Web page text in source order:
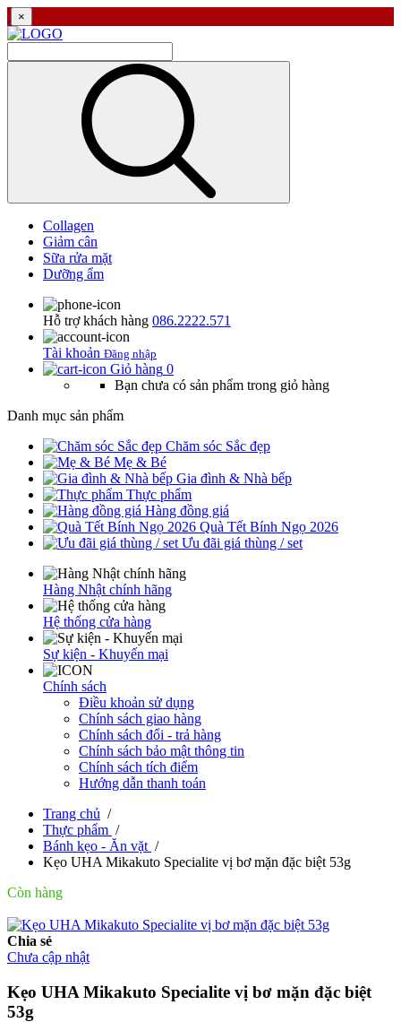
×
Collagen
Giảm cân
Sữa rửa mặt
Dưỡng ẩm
Hỗ trợ khách hàng 086.2222.571
Tài khoản Đăng nhập
Giỏ hàng 0
Bạn chưa có sản phẩm trong giỏ hàng
Danh mục sản phẩm
Chăm sóc Sắc đẹp
Mẹ & Bé
Gia đình & Nhà bếp
Thực phẩm
Hàng đồng giá
Quà Tết Bính Ngọ 2026
Ưu đãi giá thùng / set
Hàng Nhật chính hãng
Hệ thống cửa hàng
Sự kiện - Khuyến mại
Chính sách
Điều khoản sử dụng
Chính sách giao hàng
Chính sách đổi - trả hàng
Chính sách bảo mật thông tin
Chính sách tích điểm
Hướng dẫn thanh toán
Trang chủ /
Thực phẩm /
Bánh kẹo - Ăn vặt /
Kẹo UHA Mikakuto Specialite vị bơ mặn đặc biệt 53g
Còn hàng
Chia sẻ
Chưa cập nhật
Kẹo UHA Mikakuto Specialite vị bơ mặn đặc biệt
53g